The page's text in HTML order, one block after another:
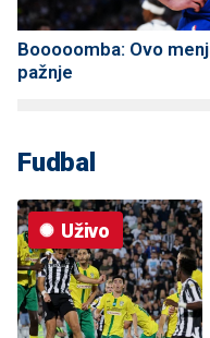
Booooomba: Ovo
pažnje
Fudbal
Uživo